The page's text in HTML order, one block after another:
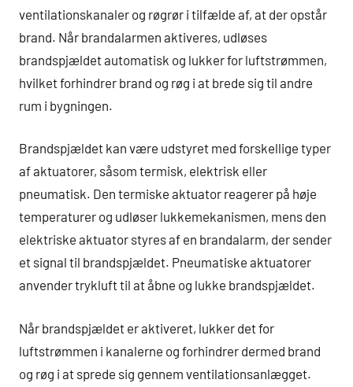
ventilationskanaler og røgrør i tilfælde af, at der opstår
brand. Når brandalarmen aktiveres, udløses
brandspjældet automatisk og lukker for luftstrømmen,
hvilket forhindrer brand og røg i at brede sig til andre
rum i bygningen.
Brandspjældet kan være udstyret med forskellige typer
af aktuatorer, såsom termisk, elektrisk eller
pneumatisk. Den termiske aktuator reagerer på høje
temperaturer og udløser lukkemekanismen, mens den
elektriske aktuator styres af en brandalarm, der sender
et signal til brandspjældet. Pneumatiske aktuatorer
anvender trykluft til at åbne og lukke brandspjældet.
Når brandspjældet er aktiveret, lukker det for
luftstrømmen i kanalerne og forhindrer dermed brand
og røg i at sprede sig gennem ventilationsanlægget.